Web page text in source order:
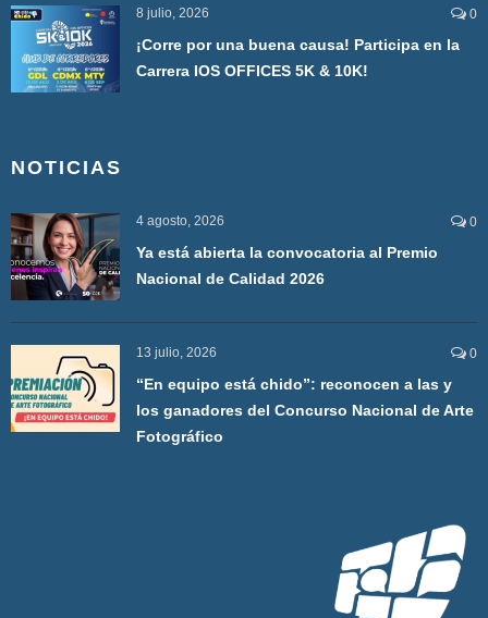
8 julio, 2026 0
¡Corre por una buena causa! Participa en la
Carrera IOS OFFICES 5K & 10K!
NOTICIAS
4 agosto, 2026 0
Ya está abierta la convocatoria al Premio
Nacional de Calidad 2026
13 julio, 2026 0
“En equipo está chido”: reconocen a las y
los ganadores del Concurso Nacional de Arte
Fotográfico